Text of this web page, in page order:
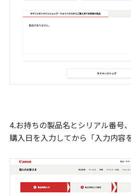
4.お持ちの製品名とシリアル番号、
購入日を入力してから「入力内容